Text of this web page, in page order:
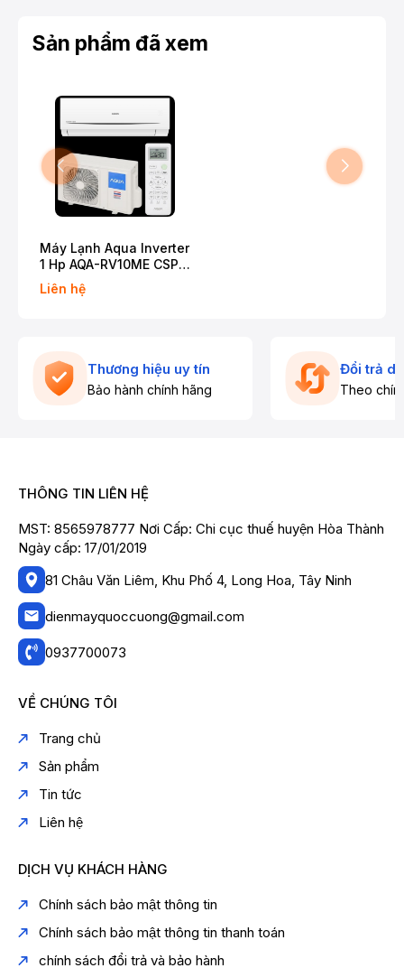
Sản phẩm đã xem
Máy Lạnh Aqua Inverter
1 Hp AQA-RV10ME CSPF
4.81
Liên hệ
Thương hiệu uy tín
Bảo hành chính hãng
Đổi trả
Theo
THÔNG TIN LIÊN HỆ
MST: 8565978777 Nơi Cấp: Chi cục thuế huyện Hòa Thành
Ngày cấp: 17/01/2019
81 Châu Văn Liêm, Khu Phố 4, Long Hoa, Tây Ninh
dienmayquoccuong@gmail.com
0937700073
VỀ CHÚNG TÔI
Trang chủ
Sản phẩm
Tin tức
Liên hệ
DỊCH VỤ KHÁCH HÀNG
Chính sách bảo mật thông tin
Chính sách bảo mật thông tin thanh toán
chính sách đổi trả và bảo hành